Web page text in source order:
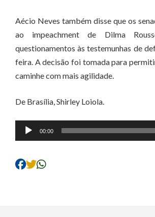
Aécio Neves também disse que os
ao impeachment de Dilma
questionamentos às testemunhas de
feira. A decisão foi tomada para
caminhe com mais agilidade.
De Brasília, Shirley Loiola.
Tocador
de
00:00